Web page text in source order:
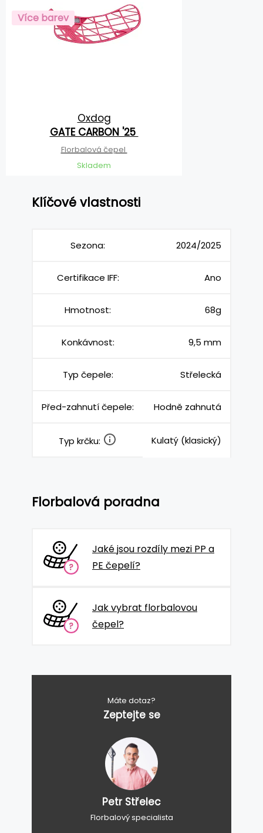
Více barev
Oxdog
GATE CARBON '25
Florbalová čepel
Skladem
Klíčové vlastnosti
Sezona: 2024/2025
Certifikace IFF: Ano
Hmotnost: 68g
Konkávnost: 9,5 mm
Typ čepele: Střelecká
Před-zahnutí čepele: Hodně zahnutá
Typ krčku: Kulatý (klasický)
Florbalová poradna
Jaké jsou rozdíly mezi PP a
PE čepelí?
Jak vybrat florbalovou
čepel?
Máte dotaz?
Zeptejte se
Petr Střelec
Florbalový specialista